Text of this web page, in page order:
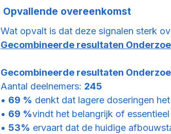
Opvallende overeenkomst
Wat opvalt is dat deze signalen sterk
Gecombineerde resultaten
Gecombineerde resultaten
Aantal deelnemers: 245
• 69 % denkt dat lagere doseringen
• 69 %vindt het belangrijk of
• 53% ervaart dat de huidige